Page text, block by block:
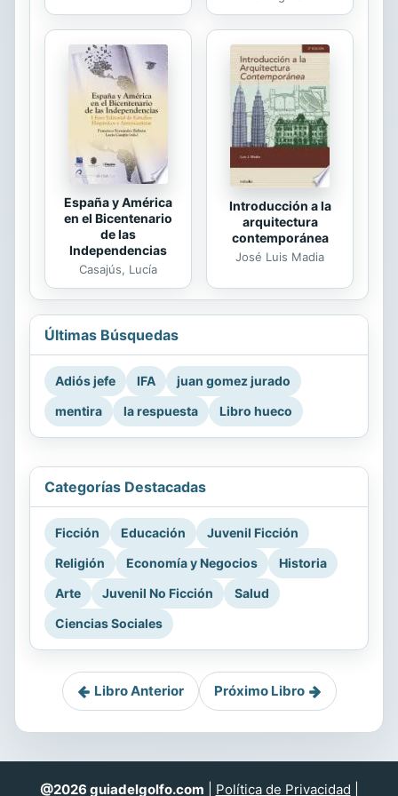
España y América
en el Bicentenario
de las
Independencias
Casajús, Lucía
Introducción a la
arquitectura
contemporánea
José Luis Madia
Últimas Búsquedas
Adiós jefe IFA
juan gomez jurado
mentira
la respuesta Libro hueco
Categorías Destacadas
Ficción Educación
Juvenil Ficción
Religión
Economía y Negocios
Historia
Arte
Juvenil No Ficción
Salud
Ciencias Sociales
Libro Anterior Próximo Libro
@2026 guiadelgolfo.com Política de Privacidad